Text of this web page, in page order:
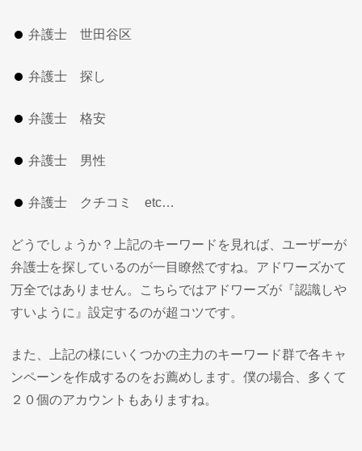
弁護士 世田谷区
弁護士 探し
弁護士 格安
弁護士 男性
弁護士 クチコミ etc…
どうでしょうか？上記のキーワードを見れば、ユーザーが
弁護士を探しているのが一目瞭然ですね。アドワーズかて
万全ではありません。こちらではアドワーズが『認識しや
すいように』設定するのが超コツです。
また、上記の様にいくつかの主力のキーワード群で各キャ
ンペーンを作成するのをお薦めします。僕の場合、多くて
２０個のアカウントもありますね。